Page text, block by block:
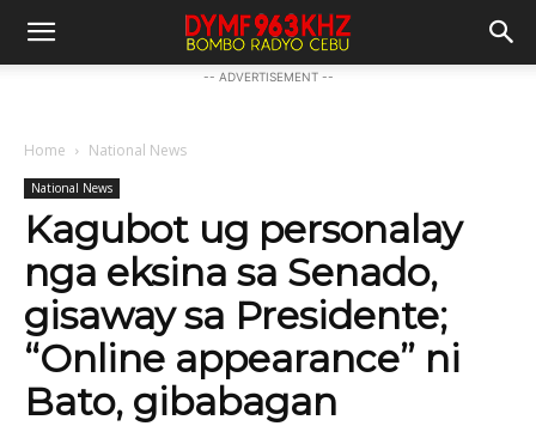
-- ADVERTISEMENT --
Home National News
National News
Kagubot ug personalay
nga eksina sa Senado,
gisaway sa Presidente;
“Online appearance” ni
Bato, gibabagan